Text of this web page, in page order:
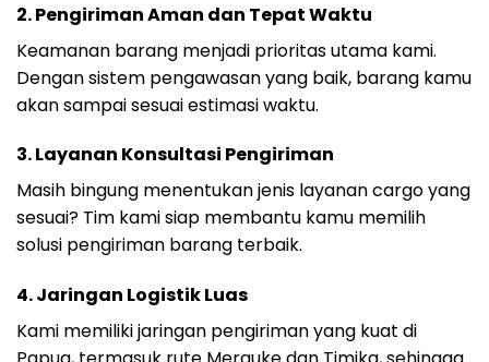
2. Pengiriman Aman dan Tepat Waktu
Keamanan barang menjadi prioritas utama kami.
Dengan sistem pengawasan yang baik, barang kamu
akan sampai sesuai estimasi waktu.
3. Layanan Konsultasi Pengiriman
Masih bingung menentukan jenis layanan cargo yang
sesuai? Tim kami siap membantu kamu memilih
solusi pengiriman barang terbaik.
4. Jaringan Logistik Luas
Kami memiliki jaringan pengiriman yang kuat di